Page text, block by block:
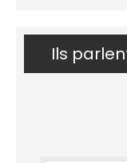
Ils